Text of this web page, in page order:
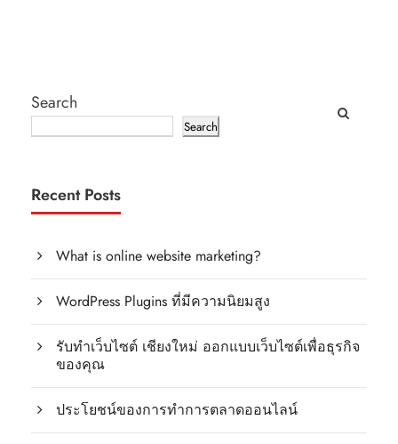
Search
Search
Recent Posts
What is online website marketing?
WordPress Plugins ที่มีความนิยมสูง
รับทำเว็บไซต์ เชียงใหม่ ออกแบบเว็บไซต์เพื่อธุรกิจ
ของคุณ
ประโยชน์ของการทำการตลาดออนไลน์